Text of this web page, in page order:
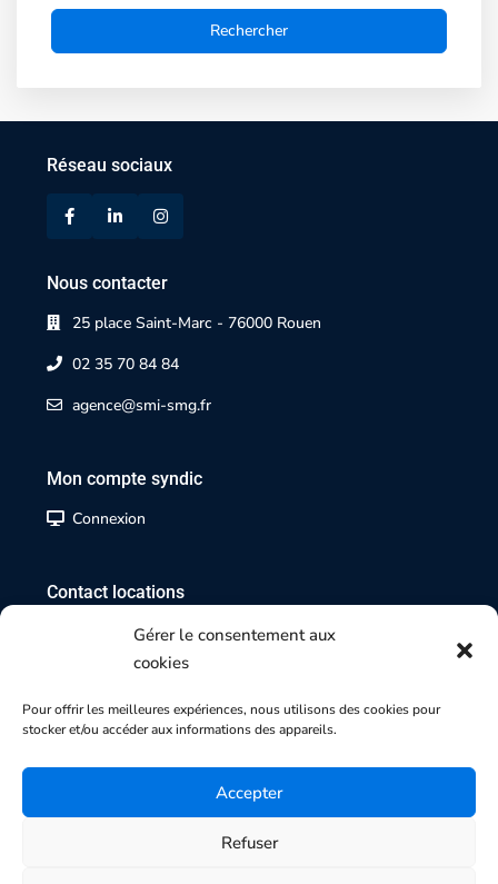
Gérer le consentement aux
cookies
Pour offrir les meilleures expériences, nous utilisons des cookies pour
stocker et/ou accéder aux informations des appareils.
Accepter
Refuser
Réseau sociaux
Nous contacter
25 place Saint-Marc - 76000 Rouen
02 35 70 84 84
agence@smi-smg.fr
Mon compte syndic
Connexion
Contact locations
02 35 07 17 17
Contact transactions